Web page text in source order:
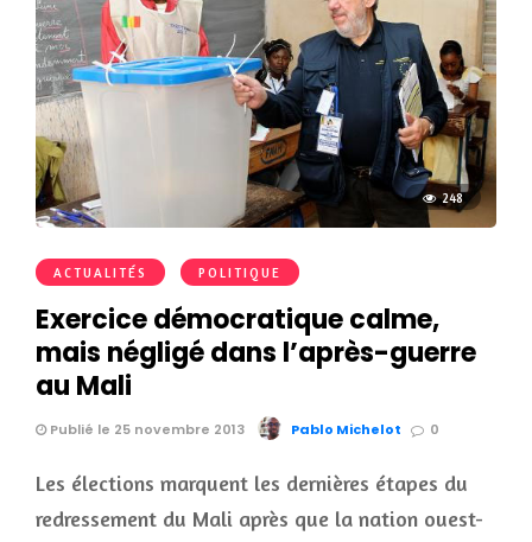
248
ACTUALITÉS POLITIQUE
Exercice démocratique calme,
mais négligé dans l’après-guerre
au Mali
Publié le 25 novembre 2013 Pablo Michelot 0
Les élections marquent les dernières étapes du
redressement du Mali après que la nation ouest-